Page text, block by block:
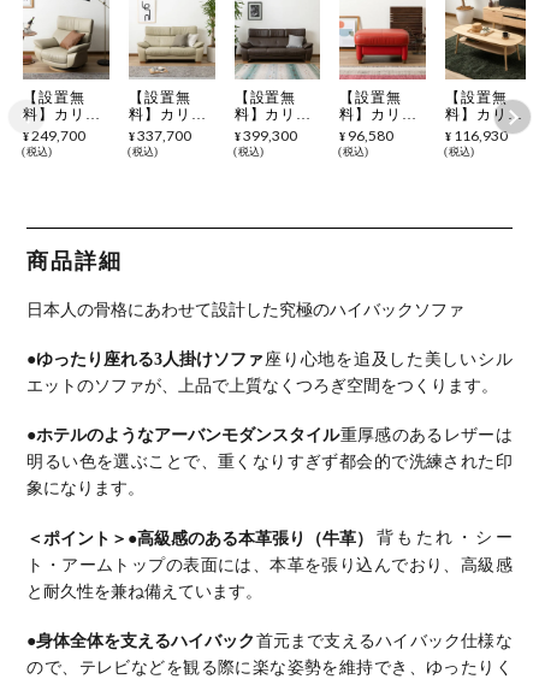
【設置無
料】カリモ
ク 幅98cm 1
人掛け 回転
ルドウレタ
ン ソフトグ
レイン リビ
アームソフ
ァ レザーソ
れ karimoku
ZW7300
¥ 249,700
税込
【設置無
料】カリモ
ク 幅168cm
2人掛け ソ
タン ソフト
ファ レザー
ソファ おし
karimoku
ZW7312 ル
ンバブル
¥337,700
税込
【設置無
料】カリモ
ク 幅198cm
3人掛け ソ
タン ソフト
ファ レザー
ソファ おし
karimoku
ZW7303 ル
ンバブル
¥ 399,300
税込
【設置無
料】カリモ
ク 幅68.5cm
オットマン
イン フット
ール おしゃ
れ リビング
karimoku
ZW7306 ル
ンバブル
¥ 96,580
税込
【設置無
料】カリモ
ク 幅120cm
ローテーブ
ーテーブル
ナチュラル
完成品
TF4210
¥ 116,930
税込
商品詳細
日本人の骨格にあわせて設計した究極のハイバックソファ
●ゆったり座れる3人掛けソファ 座り心地を追及した美しいシル
エットのソファが、上品で上質なくつろぎ空間をつくります。
●ホテルのようなアーバンモダンスタイル重厚感のあるレザーは
明るい色を選ぶことで、重くなりすぎず都会的で洗練された印
象になります。
＜ポイント＞ ●高級感のある本革張り（牛革）
背もたれ・シー
ト・アームトップの表面には、本革を張り込んでおり、高級感
と耐久性を兼ね備えています。
●身体全体を支えるハイバック 首元まで支えるハイバック仕様な
ので、テレビなどを観る際に楽な姿勢を維持でき、ゆったりく